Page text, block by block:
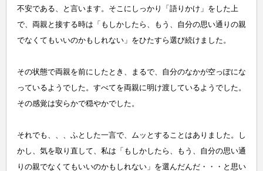
不安である、と言います。そこにしっかり「語りかけ」をした上
で、両親と接する時は「もしかしたら、もう、自分の思い通りの親
でなくてもいいのかもしれない」をひたすら選び続けました。
その状態で両親を前にしたとき、まるで、自分のなかが空っぽにな
っているようでした。すべてを両親に明け渡しているようでした。
その感覚は安らかで穏やかでした。
それでも、、、ふとした一言で、ムッとすることはありました。し
かし、気を取り直して、私は「もしかしたら、もう、自分の思い通
りの親でなくてもいいのかもしれない」を選んだんだ・・・と思い